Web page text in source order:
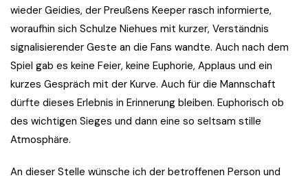
wieder Geidies, der Preußens Keeper rasch informierte,
woraufhin sich Schulze Niehues mit kurzer, Verständnis
signalisierender Geste an die Fans wandte. Auch nach dem
Spiel gab es keine Feier, keine Euphorie, Applaus und ein
kurzes Gespräch mit der Kurve. Auch für die Mannschaft
dürfte dieses Erlebnis in Erinnerung bleiben. Euphorisch ob
des wichtigen Sieges und dann eine so seltsam stille
Atmosphäre.
An dieser Stelle wünsche ich der betroffenen Person und